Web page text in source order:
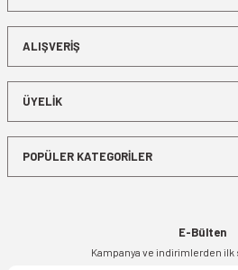
ALIŞVERİŞ
ÜYELİK
POPÜLER KATEGORİLER
E-Bülten
Kampanya ve indirimlerden ilk